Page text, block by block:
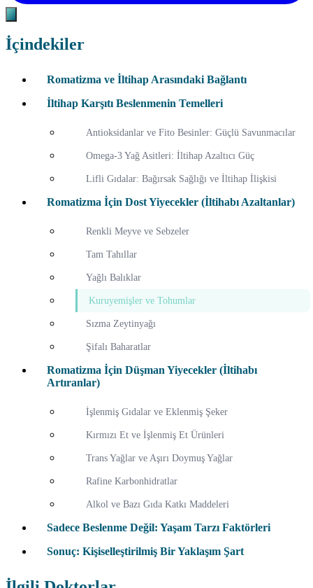
İçindekiler
Romatizma ve İltihap Arasındaki Bağlantı
İltihap Karşıtı Beslenmenin Temelleri
Antioksidanlar ve Fito Besinler: Güçlü Savunmacılar
Omega-3 Yağ Asitleri: İltihap Azaltıcı Güç
Lifli Gıdalar: Bağırsak Sağlığı ve İltihap İlişkisi
Romatizma İçin Dost Yiyecekler (İltihabı Azaltanlar)
Renkli Meyve ve Sebzeler
Tam Tahıllar
Yağlı Balıklar
Kuruyemişler ve Tohumlar
Sızma Zeytinyağı
Şifalı Baharatlar
Romatizma İçin Düşman Yiyecekler (İltihabı
Artıranlar)
İşlenmiş Gıdalar ve Eklenmiş Şeker
Kırmızı Et ve İşlenmiş Et Ürünleri
Trans Yağlar ve Aşırı Doymuş Yağlar
Rafine Karbonhidratlar
Alkol ve Bazı Gıda Katkı Maddeleri
Sadece Beslenme Değil: Yaşam Tarzı Faktörleri
Sonuç: Kişiselleştirilmiş Bir Yaklaşım Şart